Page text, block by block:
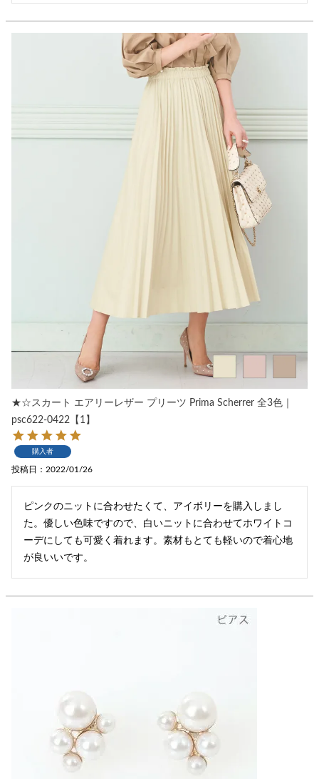
★☆スカート エアリーレザー プリーツ Prima Scherrer 全3色｜
psc622-0422【1】
購入者
投稿日 2022/01/26
ピンクのニットに合わせたくて、アイボリーを購入しまし
た。優しい色味ですので、白いニットに合わせてホワイトコ
ーデにしても可愛く着れます。素材もとても軽いので着心地
が良いいです。